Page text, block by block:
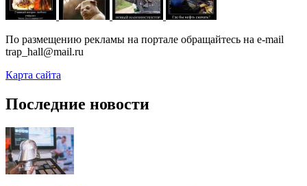
По размещению рекламы на портале обращайтесь на e-mail
trap_hall@mail.ru
Карта сайта
Последние новости